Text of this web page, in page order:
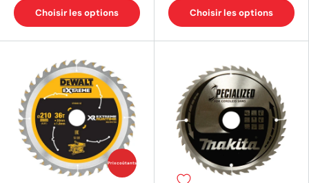
(10 avis)
Choisir les options
(2
Choisir les options
Prix coûtants